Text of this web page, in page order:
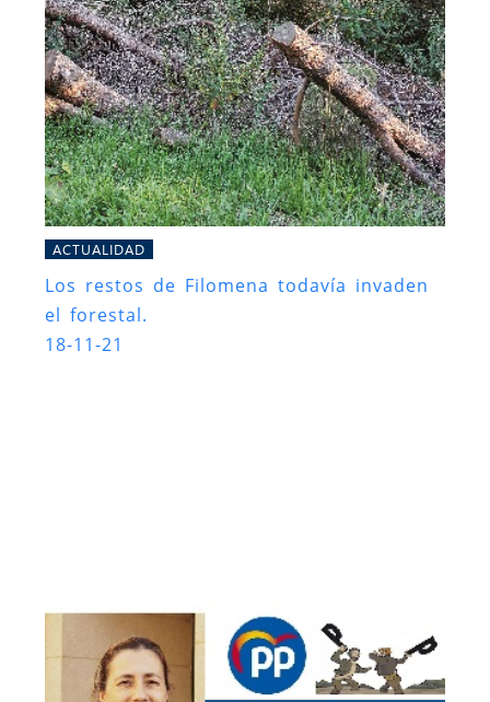
ACTUALIDAD
Los restos de Filomena todavía invaden
el forestal.
18-11-21